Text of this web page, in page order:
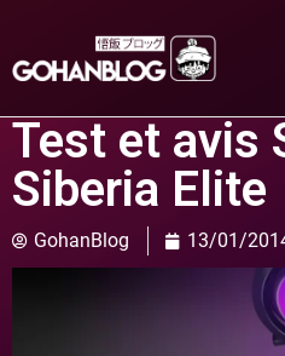
Test et avis
Siberia Elite
GohanBlog 13/01/